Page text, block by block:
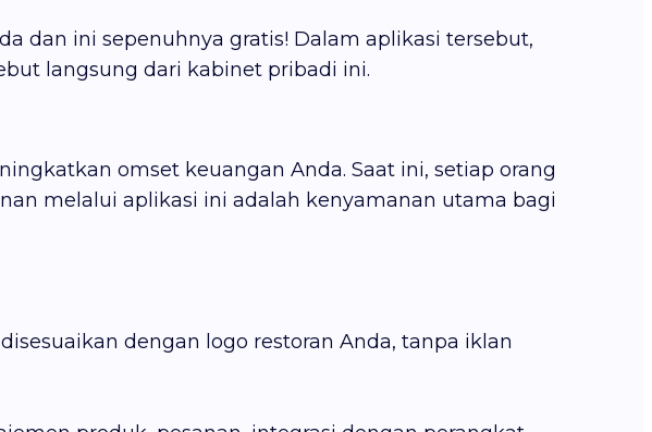
dan ini sepenuhnya gratis! Dalam aplikasi tersebut,
langsung dari kabinet pribadi ini.
omset keuangan Anda. Saat ini, setiap orang
melalui aplikasi ini adalah kenyamanan utama bagi
dengan logo restoran Anda, tanpa iklan